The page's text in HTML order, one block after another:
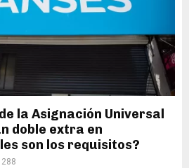
la Asignación Universal
doble extra en
son los requisitos?
288